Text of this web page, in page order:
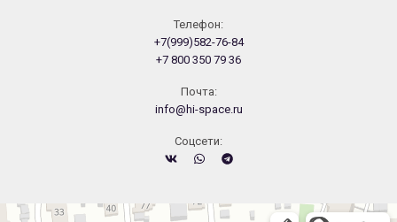
Телефон:
+7(999)582-76-84
+7 800 350 79 36
Почта:
info@hi-space.ru
Cоцсети:
Челябинск